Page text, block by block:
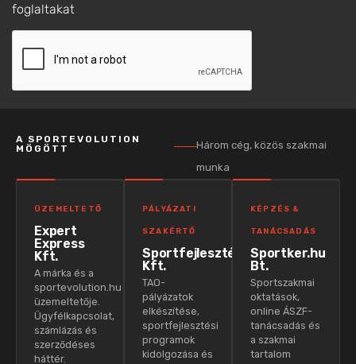
foglaltakat
A SPORTEVOLUTION
MÖGÖTT
Három cég, közös szakmai
munka
ÜZEMELTETŐ
Expert
Express
Kft.
A márka és a
sportevolution.hu
üzemeltetője.
Ügyfélkapcsolat,
számlázás és
szerződéses
háttér.
PÁLYÁZATI
SZAKÉRTŐ
Sportfejlesztés
Kft.
TAO-
pályázatok
elkészítése,
sportfejlesztési
programok
kidolgozása és
KÉPZÉS &
TANÁCSADÁS
Sportker.hu
Bt.
Sportszakmai
oktatások,
online ÁSZF-
tanácsadás és
a szakmai
tartalom